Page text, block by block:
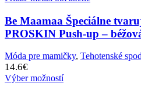
Be Maamaa Špeciálne
PROSKIN Push-up –
Móda pre mamičky, Tehotenské
14.6€
Výber možností